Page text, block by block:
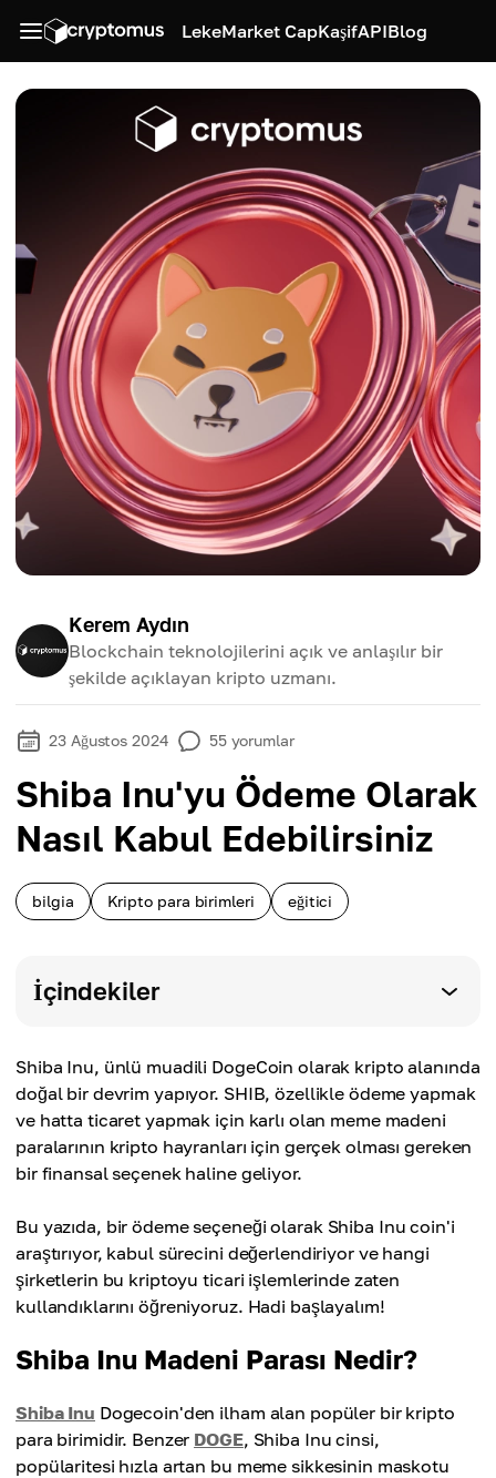
LekeMarket CapKaşifAPIBlog
Kerem Aydın
Blockchain teknolojilerini açık ve anlaşılır bir
şekilde açıklayan kripto uzmanı.
23 Ağustos 2024 55 yorumlar
Shiba Inu'yu Ödeme Olarak
Nasıl Kabul Edebilirsiniz
bilgia Kripto para birimleri eğitici
İçindekiler
Shiba Inu, ünlü muadili DogeCoin olarak kripto alanında
doğal bir devrim yapıyor. SHIB, özellikle ödeme yapmak
ve hatta ticaret yapmak için karlı olan meme madeni
paralarının kripto hayranları için gerçek olması gereken
bir finansal seçenek haline geliyor.
Bu yazıda, bir ödeme seçeneği olarak Shiba Inu coin'i
araştırıyor, kabul sürecini değerlendiriyor ve hangi
şirketlerin bu kriptoyu ticari işlemlerinde zaten
kullandıklarını öğreniyoruz. Hadi başlayalım!
Shiba Inu Madeni Parası Nedir?
Shiba Inu Dogecoin'den ilham alan popüler bir kripto
para birimidir. Benzer DOGE, Shiba Inu cinsi,
popülaritesi hızla artan bu meme sikkesinin maskotu